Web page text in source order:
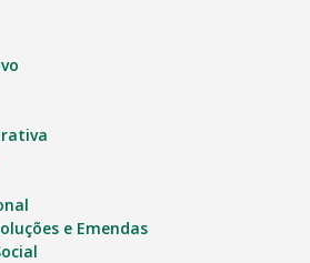
e Emendas